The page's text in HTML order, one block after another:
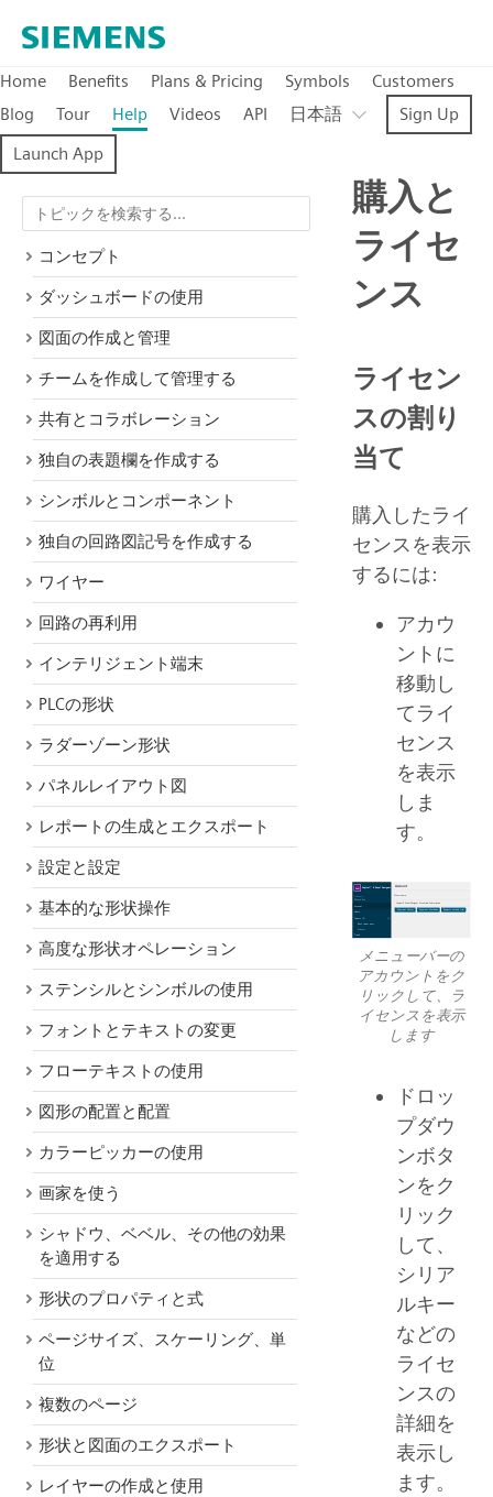
Home Benefits Plans & Pricing Symbols
Customers
Blog
Tour Help Videos API 日本語
Sign Up
Launch App
コンセプト
ダッシュボードの使用
図面の作成と管理
チームを作成して管理する
共有とコラボレーション
独自の表題欄を作成する
シンボルとコンポーネント
独自の回路図記号を作成する
ワイヤー
回路の再利用
インテリジェント端末
PLCの形状
ラダーゾーン形状
パネルレイアウト図
レポートの生成とエクスポート
設定と設定
基本的な形状操作
高度な形状オペレーション
ステンシルとシンボルの使用
フォントとテキストの変更
フローテキストの使用
図形の配置と配置
カラーピッカーの使用
画家を使う
シャドウ、ベベル、その他の効果
を適用する
形状のプロパティと式
ページサイズ、スケーリング、単
位
複数のページ
形状と図面のエクスポート
レイヤーの作成と使用
購入と
ライセ
ンス
ライセン
スの割り
当て
購入したライ
センスを表示
するには:
アカウ
ントに
移動し
てライ
センス
を表示
しま
す。
メニューバーの
アカウントをク
リックして、ラ
イセンスを表示
します
ドロッ
プダウ
ンボタ
ンをク
リック
して、
シリア
ルキー
などの
ライセ
ンスの
詳細を
表示し
ます。